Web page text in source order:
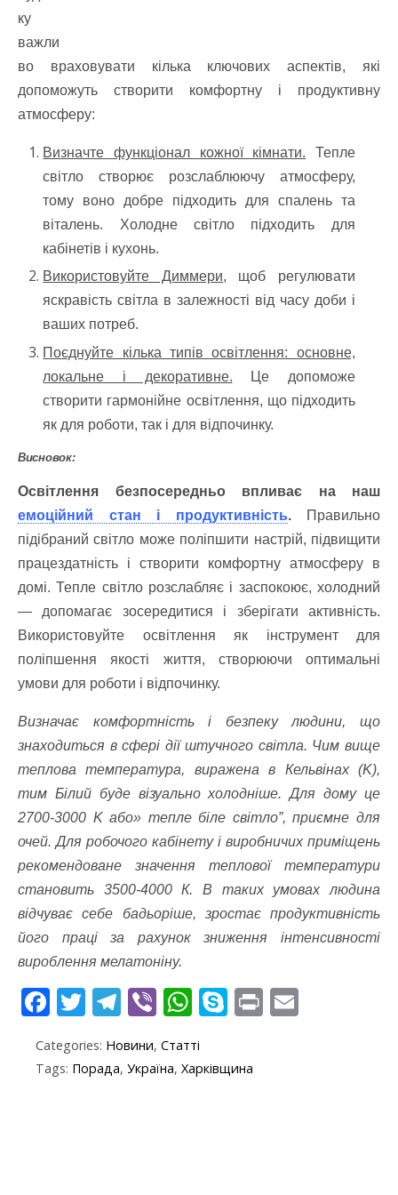
ку
важли
во враховувати кілька ключових аспектів, які
допоможуть створити комфортну і продуктивну
атмосферу:
Визначте функціонал кожної кімнати. Тепле
світло створює розслаблюючу атмосферу,
тому воно добре підходить для спалень та
віталень. Холодне світло підходить для
кабінетів і кухонь.
Використовуйте Диммери, щоб регулювати
яскравість світла в залежності від часу доби і
ваших потреб.
Поєднуйте кілька типів освітлення: основне,
локальне і декоративне. Це допоможе
створити гармонійне освітлення, що підходить
як для роботи, так і для відпочинку.
Висновок:
Освітлення безпосередньо впливає на наш
емоційний стан і продуктивність.Правильно
підібраний світло може поліпшити настрій, підвищити
працездатність і створити комфортну атмосферу в
домі. Тепле світло розслабляє і заспокоює, холодний
— допомагає зосередитися і зберігати активність.
Використовуйте освітлення як інструмент для
поліпшення якості життя, створюючи оптимальні
умови для роботи і відпочинку.
Визначає комфортність і безпеку людини, що
знаходиться в сфері дії штучного світла. Чим вище
теплова температура, виражена в Кельвінах (K),
тим Білий буде візуально холодніше. Для дому це
2700-3000 K або» тепле біле світло”, приємне для
очей. Для робочого кабінету і виробничих приміщень
рекомендоване значення теплової температури
становить 3500-4000 К. В таких умовах людина
відчуває себе бадьоріше, зростає продуктивність
його праці за рахунок зниження інтенсивності
вироблення мелатоніну.
F
ac
e
b
T
w
itt
er
T
el
e
gr
Vi
b
er
W
h
at
s
S
k
y
p
Pr
in
Categories: Новини, Статті
Tags: Порада, Україна, Харківщина